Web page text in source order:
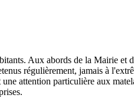
Aux abords de la Mairie et
régulièrement, jamais à
attention particulière aux